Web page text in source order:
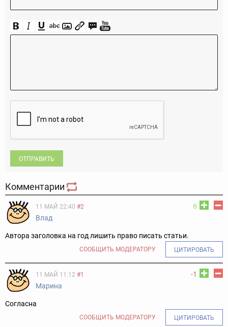
ОТПРАВИТЬ
Комментарии
6
11 МАЙ 22:40 #2
Влад
Автора заголовка на год лишить право писать статьи.
СООБЩИТЬ МОДЕРАТОРУ ЦИТИРОВАТЬ
-1
11 МАЙ 11:12 #1
Марина
Согласна
СООБЩИТЬ МОДЕРАТОРУ ЦИТИРОВАТЬ